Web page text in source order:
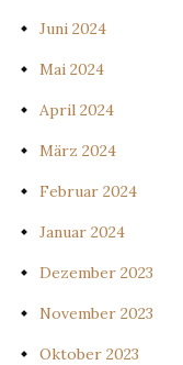
Juni 2024
Mai 2024
April 2024
März 2024
Februar 2024
Januar 2024
Dezember 2023
November 2023
Oktober 2023